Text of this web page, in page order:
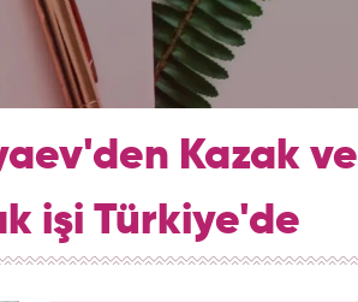
Kazak ve
işi Türkiye'de